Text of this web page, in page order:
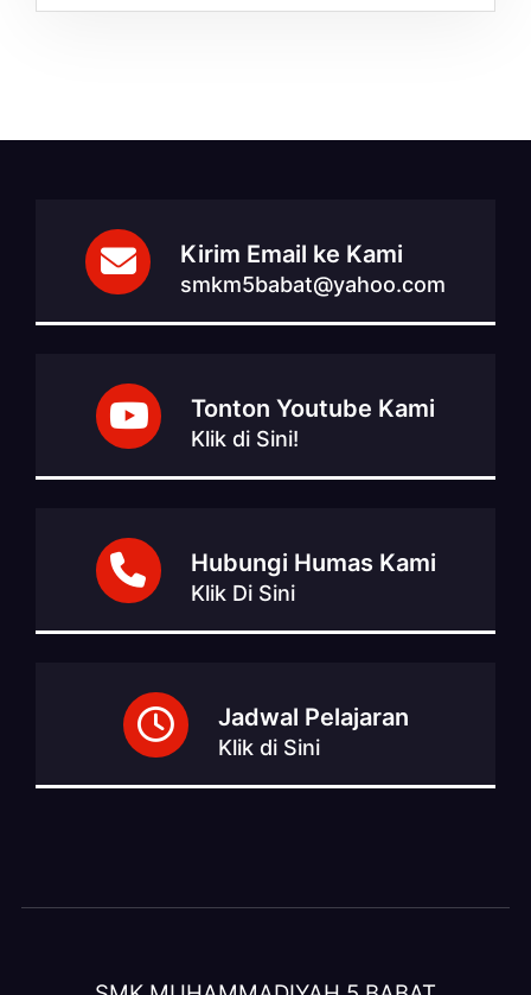
Kirim Email ke Kami
smkm5babat@yahoo.com
Tonton Youtube Kami
Klik di Sini!
Hubungi Humas Kami
Klik Di Sini
Jadwal Pelajaran
Klik di Sini